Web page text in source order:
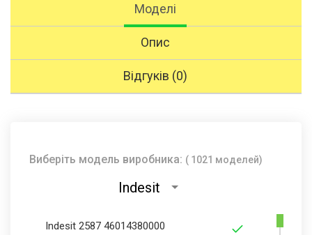
Моделі
Опис
Відгуків (0)
Виберіть модель виробника: ( 1021 моделей)
Indesit
Indesit 2587 46014380000